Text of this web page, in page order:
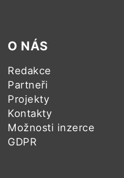
O NÁS
Redakce
Partneři
Projekty
Kontakty
Možnosti inzerce
GDPR